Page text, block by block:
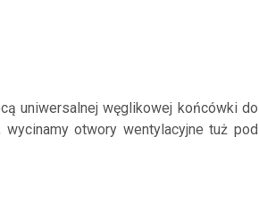
uniwersalnej węglikowej końcówki do
otwory wentylacyjne tuż pod